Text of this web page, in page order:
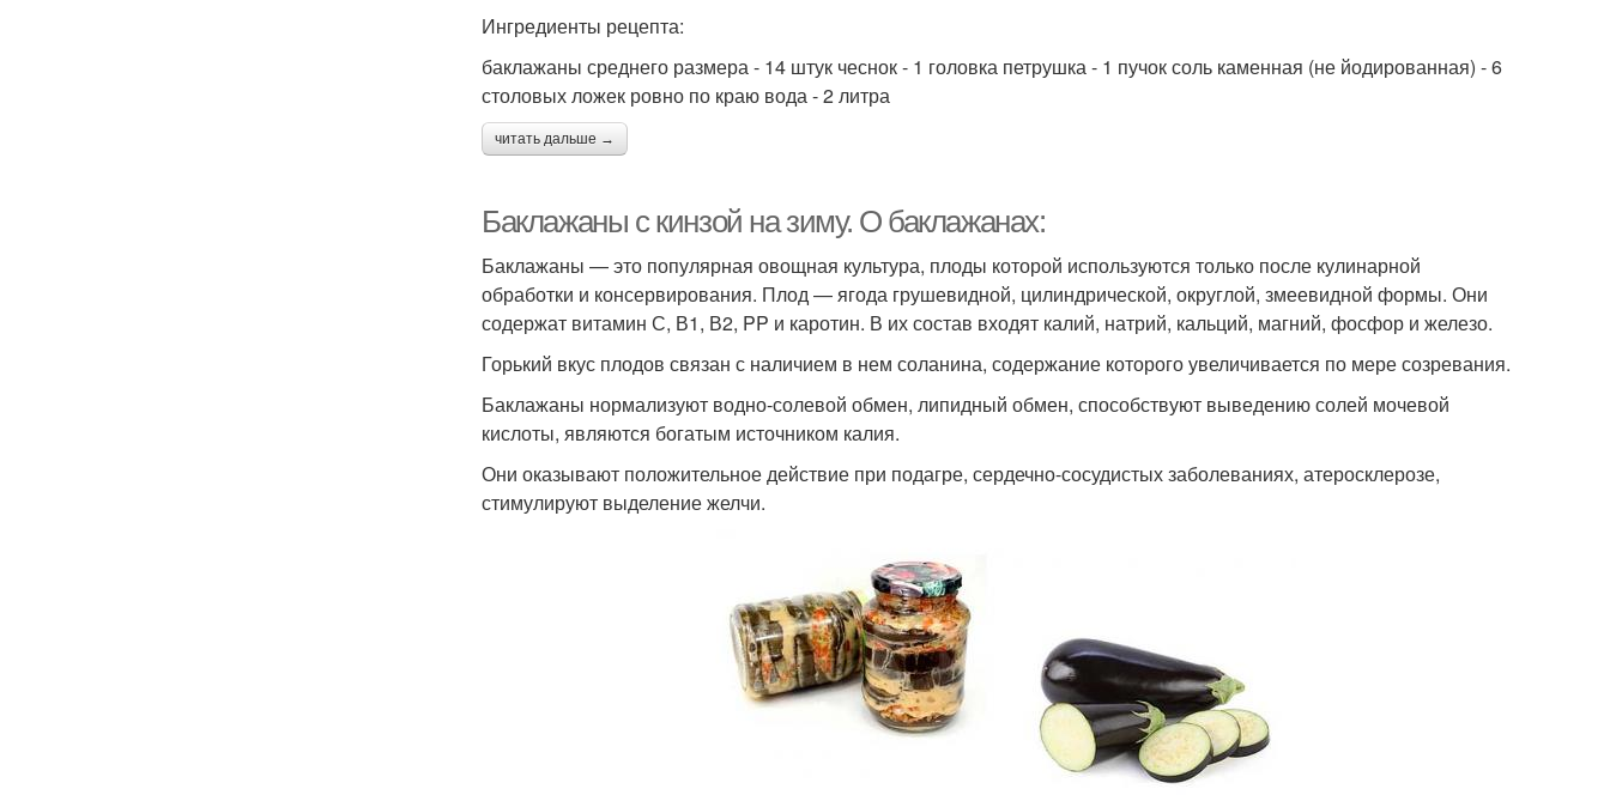
Ингредиенты рецепта:
баклажаны среднего размера - 14 штук чеснок - 1 головка петрушка - 1 пучок соль каменная (не йодированная) - 6
столовых ложек ровно по краю вода - 2 литра
читать дальше →
Баклажаны с кинзой на зиму. О баклажанах:
Баклажаны — это популярная овощная культура, плоды которой используются только после кулинарной
обработки и консервирования. Плод — ягода грушевидной, цилиндрической, округлой, змеевидной формы. Они
содержат витамин С, В1, В2, PP и каротин. В их состав входят калий, натрий, кальций, магний, фосфор и железо.
Горький вкус плодов связан с наличием в нем соланина, содержание которого увеличивается по мере созревания.
Баклажаны нормализуют водно-солевой обмен, липидный обмен, способствуют выведению солей мочевой
кислоты, являются богатым источником калия.
Они оказывают положительное действие при подагре, сердечно-сосудистых заболеваниях, атеросклерозе,
стимулируют выделение желчи.